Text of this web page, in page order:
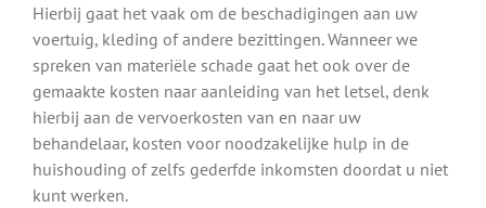
Hierbij gaat het vaak om de beschadigingen aan uw
voertuig, kleding of andere bezittingen. Wanneer we
spreken van materiële schade gaat het ook over de
gemaakte kosten naar aanleiding van het letsel, denk
hierbij aan de vervoerkosten van en naar uw
behandelaar, kosten voor noodzakelijke hulp in de
huishouding of zelfs gederfde inkomsten doordat u niet
kunt werken.